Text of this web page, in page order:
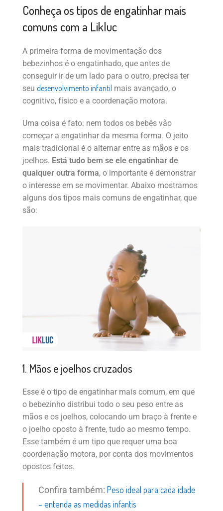
Conheça os tipos de engatinhar mais
comuns com a Likluc
A primeira forma de movimentação dos
bebezinhos é o engatinhado, que antes de
conseguir ir de um lado para o outro, precisa ter
seu desenvolvimento infantil mais avançado, o
cognitivo, físico e a coordenação motora.
Uma coisa é fato: nem todos os bebês vão
começar a engatinhar da mesma forma. O jeito
mais tradicional é o alternar entre as mãos e os
joelhos. Está tudo bem se ele engatinhar de
qualquer outra forma, o importante é demonstrar
o interesse em se movimentar. Abaixo mostramos
alguns dos tipos mais comuns de engatinhar, que
são:
1. Mãos e joelhos cruzados
Esse é o tipo de engatinhar mais comum, em que
o bebezinho distribui todo o seu peso entre as
mãos e os joelhos, colocando um braço à frente e
o joelho oposto à frente, tudo ao mesmo tempo.
Esse também é um tipo que requer uma boa
coordenação motora, por conta dos movimentos
opostos feitos.
Confira também: Peso ideal para cada idade
– entenda as medidas infantis